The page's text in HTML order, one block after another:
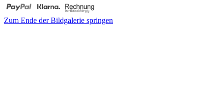
Zum Ende der Bildgalerie springen